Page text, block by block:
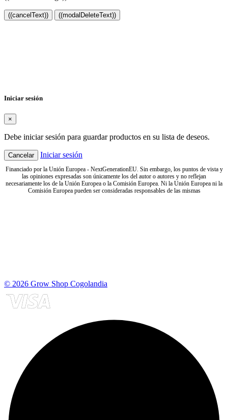
((cancelText)) ((modalDeleteText))
Iniciar sesión
×
Debe iniciar sesión para guardar productos en su lista de deseos.
Cancelar Iniciar sesión
Financiado por la Unión Europea - NextGenerationEU. Sin embargo, los puntos de vista y
las opiniones expresadas son únicamente los del autor o autores y no reflejan
necesariamente los de la Unión Europea o la Comisión Europea. Ni la Unión Europea ni la
Comisión Europea pueden ser consideradas responsables de las mismas
© 2026 Grow Shop Cogolandia